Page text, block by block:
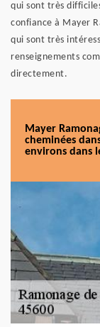
qui sont très
confiance à Mayer
qui sont très
renseignements
directement.
Mayer
cheminées
environs dans